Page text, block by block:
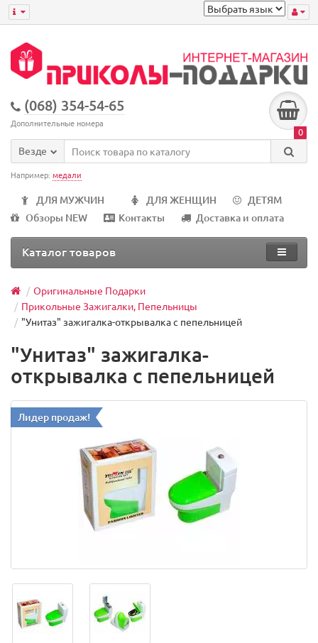
(068) 354-54-65
Дополнительные номера
0
Везде
Например: медали
ДЛЯ МУЖЧИН ДЛЯ ЖЕНЩИН
ДЕТЯМ
Обзоры NEW
Контакты Доставка и оплата
Каталог товаров
Оригинальные Подарки
Прикольные Зажигалки, Пепельницы
"Унитаз" зажигалка-открывалка c пепельницей
"Унитаз" зажигалка-
открывалка c пепельницей
Лидер продаж!